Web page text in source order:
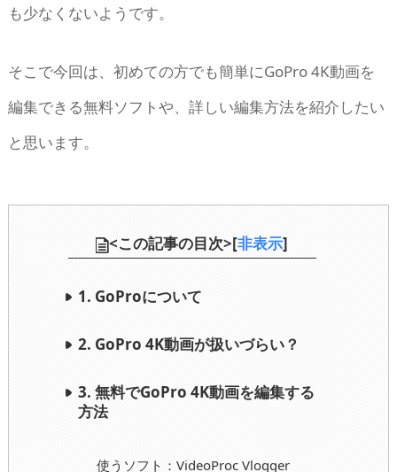
も少なくないようです。
そこで今回は、初めての方でも簡単にGoPro 4K動画を
編集できる無料ソフトや、詳しい編集方法を紹介したい
と思います。
<この記事の目次>[非表示]
1. GoProについて
2. GoPro 4K動画が扱いづらい？
3. 無料でGoPro 4K動画を編集する
方法
使うソフト：VideoProc Vlogger